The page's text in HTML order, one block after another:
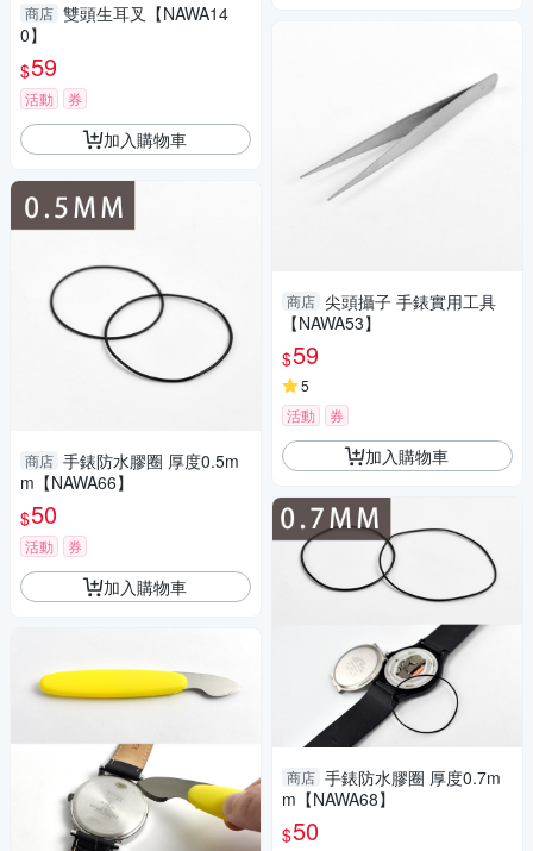
商店 雙頭生耳叉【NAWA14
0】
$59
活動 券
加入購物車
商店 手錶防水膠圈 厚度0.5m
m【NAWA66】
$50
活動 券
加入購物車
商店 尖頭攝子 手錶實用工具
【NAWA53】
$59
5
活動
券
加入購物車
商店 手錶防水膠圈 厚度0.7m
m【NAWA68】
$50